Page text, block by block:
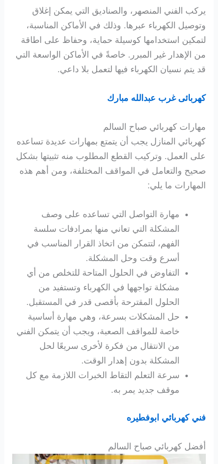
يركب الفني المنصهر، والصناديق التي يمكن إغلاق
وتوصيل الكهرباء عبرها. وذلك في الأماكن المناسبة،
لتمكين استخدامها كوسيلة حماية، وحفاظ على اطاقة
من الإهدار غير المبرر. خاصةً في الأماكن الواسعة التي
قد يتم نسيان الكهرباء فيها لتعمل بلا داعي.
كهربائى غرب عبدالله مبارك
مهارات كهربائي صباح السالم
كهربائي المنازل يجب أن يتمتع بمهارات عديدة تساعده
على العمل. وتركيب القطع المطلوب منه تثبيتها بشكل
صحيح والتعامل في المواقف المختلفة، ومن أهم هذه
المهارات ما يلي:
مهارة التواصل التي تساعده على وصف
المشكلة التي تعاني منها بمرادفات سلسة
الفهم، لتتمكن من اتخاذ القرار المناسب في
أسرع وقت وحل المشكلة.
التفاوض في الحلول المتاحة للتخلص من أي
مشكلة تواجهها في الكهرباء وتستفيد من
الحلول المقترحة بأقصى قدر في المستقبل.
حل المشكلات بسرعة، وهي مهارة أساسية
خاصة للمواقف الصعبة، ويجب أن يتمكن الفني
من الانتقال من فكرة لأخرى سريعًا لحل
المشكلة بدون إهدار الوقت.
سرعة التعلم التقاط الخبرات اللازمة مع كل
موقف جديد يمر به.
فني كهربائي ابوفطيره
أفضل كهربائي صباح السالم